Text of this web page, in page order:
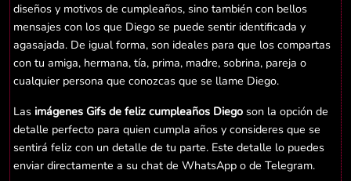
diseños y motivos de cumpleaños, sino también con bellos
mensajes con los que Diego se puede sentir identificada y
agasajada. De igual forma, son ideales para que los compartas
con tu amiga, hermana, tía, prima, madre, sobrina, pareja o
cualquier persona que conozcas que se llame Diego.
Las imágenes Gifs de feliz cumpleaños Diego son la opción de
detalle perfecto para quien cumpla años y consideres que se
sentirá feliz con un detalle de tu parte. Este detalle lo puedes
enviar directamente a su chat de WhatsApp o de Telegram.